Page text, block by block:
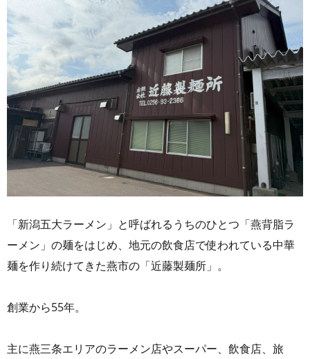
「新潟五大ラーメン」と呼ばれるうちのひとつ「燕背脂ラ
ーメン」の麺をはじめ、地元の飲食店で使われている中華
麺を作り続けてきた燕市の「近藤製麺所」。
創業から55年。
主に燕三条エリアのラーメン店やスーパー、飲食店、旅